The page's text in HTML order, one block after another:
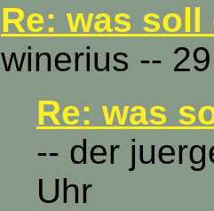
Re: was
winerius --
Re: was
-- der
Uhr